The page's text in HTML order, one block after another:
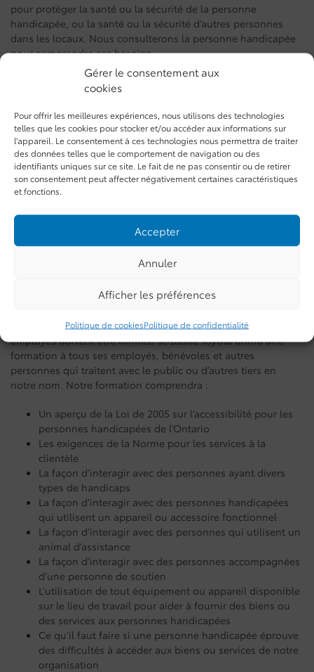
Gérer le consentement aux
cookies
Pour offrir les meilleures expériences, nous utilisons des technologies
telles que les cookies pour stocker et/ou accéder aux informations sur
l'appareil. Le consentement à ces technologies nous permettra de traiter
des données telles que le comportement de navigation ou des
identifiants uniques sur ce site. Le fait de ne pas consentir ou de retirer
son consentement peut affecter négativement certaines caractéristiques
et fonctions.
Accepter
Annuler
Afficher les préférences
Politique de cookiesPolitique de confidentialité
pour protéger la santé ou la sécurité de la personne
handicapée, ou la santé ou la sécurité d’autres personnes
dans les locaux. Nous consulterons la personne handicapée
pour comprendre ses besoins.
Avis de perturbation
temporaire
En cas de perturbation prévue ou imprévue des services ou
des installations destinés aux clients handicapés, St-Basile
Toyota en informera les clients rapidement. Un avis
clairement affiché comprendra des informations sur les
des installations ou services de remplacement, le cas
échéant. L’avis sera affiché au point de service ou à
Formation
En vertu de la Norme pour les services à la clientèle, tous les
employés doivent être formés. St-Basile Toyota offrira une
formation à tous ses employés, bénévoles et autres
personnes qui traitent avec le public ou d’autres tiers en
notre nom. Notre formation comprendra :
Un aperçu de la Loi de 2005 sur l’accessibilité pour les
personnes handicapées de l’Ontario
Les exigences de la Norme pour les services à la
clientèle
La façon d’interagir avec des personnes ayant divers
types de handicaps
La façon d’interagir avec des personnes handicapées
qui utilisent un appareil ou accessoire fonctionnel
La façon d’interagir avec des personnes qui utilisent un
animal d’assistance
La façon d’interagir avec des personnes accompagnées
d’une personne de soutien
L’utilisation de tout équipement ou appareil disponible
sur le lieu de travail pour aider à fournir des biens ou
des services aux personnes handicapées
Ce qu’il faut faire si une personne handicapée éprouve
des difficultés à accéder aux biens ou services de notre
organisation